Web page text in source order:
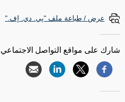
عرض / طباعة ملف "پي. دي. إف."
شارك على مواقع التواصل الاجتماعي